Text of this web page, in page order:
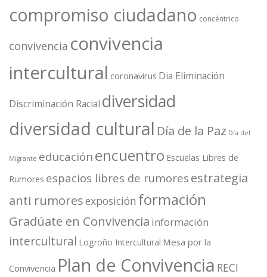
compromiso ciudadano concéntrico
convivencia convivencia
intercultural coronavirus Dia Eliminación
Discriminación Racial diversidad
diversidad cultural Día de la Paz Día del
Migrante educaciónencuentro Escuelas Libres de
Rumores espacios libres de rumores estrategia
anti rumoresexposición formación
Gradúate en Convivencia información
intercultural Logroño Intercultural Mesa por la
Convivencia Plan de Convivencia RECI